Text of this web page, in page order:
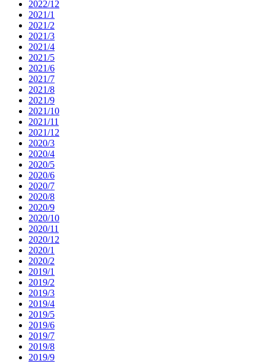
2022/12
2021/1
2021/2
2021/3
2021/4
2021/5
2021/6
2021/7
2021/8
2021/9
2021/10
2021/11
2021/12
2020/3
2020/4
2020/5
2020/6
2020/7
2020/8
2020/9
2020/10
2020/11
2020/12
2020/1
2020/2
2019/1
2019/2
2019/3
2019/4
2019/5
2019/6
2019/7
2019/8
2019/9